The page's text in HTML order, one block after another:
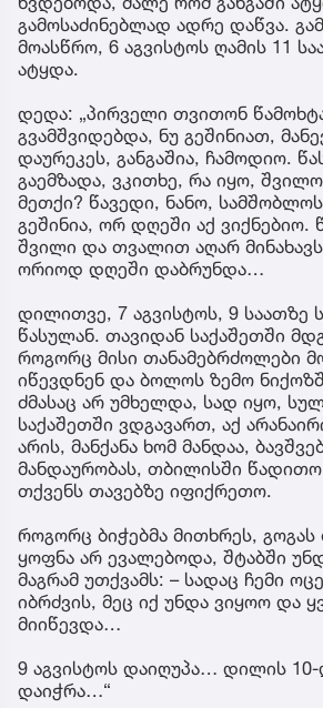
გამოსაძინებლად ადრე დაწვა.
მოასწრო, 6 აგვისტოს ღამის 11
ატყდა.
დედა: „პირველი თვითონ
გვამშვიდებდა, ნუ გეშინიათ,
დაურეკეს, განგაშია, ჩამოდიო.
გაემზადა, ვკითხე, რა იყო,
მეთქი? წავედი, ნანო,
გეშინია, ორ დღეში აქ ვიქნებიო.
შვილი და თვალით აღარ
ორიოდ დღეში დაბრუნდა…
დილითვე, 7 აგვისტოს, 9 საათზე
წასულან. თავიდან საქაშეთში
როგორც მისი თანამებრძოლები
იწევდნენ და ბოლოს ზემო
ძმასაც არ უმხელდა, სად იყო,
საქაშეთში ვდგავართ, აქ
არის, მანქანა ხომ მანდაა,
მანდაურობას, თბილისში
თქვენს თავებზე იფიქრეთო.
როგორც ბიჭებმა მითხრეს,
ყოფნა არ ევალებოდა, შტაბში
მაგრამ უთქვამს: – სადაც ჩემი
იბრძვის, მეც იქ უნდა ვიყოო და
მიიწევდა…
9 აგვისტოს დაიღუპა… დილის 10-
დაიჭრა…“